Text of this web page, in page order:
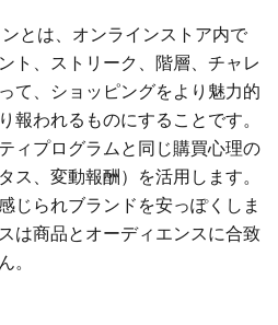
とは、オンラインストア内で
ト、ストリーク、階層、チャレ
て、ショッピングをより魅力的
報われるものにすることです。
ィプログラムと同じ購買心理の
ス、変動報酬）を活用します。
じられブランドを安っぽくしま
は商品とオーディエンスに合致
。